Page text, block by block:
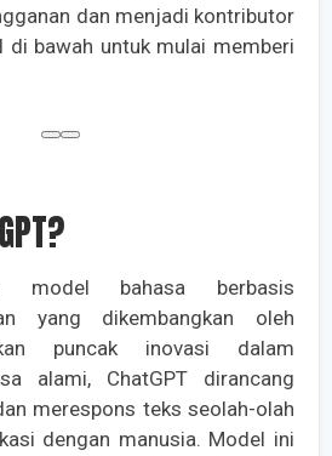
dan menjadi kontributor
di bawah untuk mulai memberi
model bahasa berbasis
yang dikembangkan oleh
puncak inovasi dalam
alami, ChatGPT dirancang
merespons teks seolah-olah
dengan manusia. Model ini